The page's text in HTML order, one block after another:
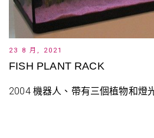
23 8 月, 2021
FISH PLANT RACK
2004 機器人、帶有三個植物和燈